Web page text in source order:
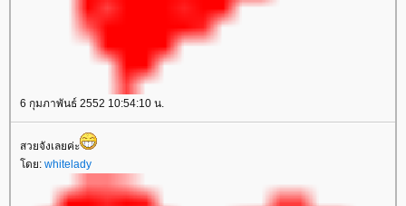
6 กุมภาพันธ์ 2552 10:54:10 น.
สวยจังเลยค่ะ
ดย: whitelady